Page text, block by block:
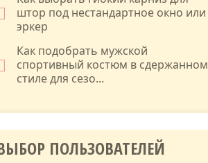
штор под нестандартное окно или
эркер
Как подобрать мужской
спортивный костюм в сдержанном
стиле для сезо...
ПОЛЬЗОВАТЕЛЕЙ